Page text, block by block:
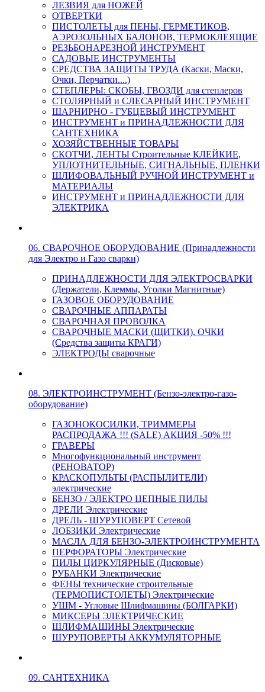
ЛЕЗВИЯ для НОЖЕЙ
ОТВЕРТКИ
ПИСТОЛЕТЫ для ПЕНЫ, ГЕРМЕТИКОВ,
АЭРОЗОЛЬНЫХ БАЛОНОВ, ТЕРМОКЛЕЯЩИЕ
РЕЗЬБОНАРЕЗНОЙ ИНСТРУМЕНТ
САДОВЫЕ ИНСТРУМЕНТЫ
СРЕДСТВА ЗАЩИТЫ ТРУДА (Каски, Маски,
Очки, Перчатки....)
СТЕПЛЕРЫ: СКОБЫ, ГВОЗДИ для степлеров
СТОЛЯРНЫЙ и СЛЕСАРНЫЙ ИНСТРУМЕНТ
ШАРНИРНО - ГУБЦЕВЫЙ ИНСТРУМЕНТ
ИНСТРУМЕНТ и ПРИНАДЛЕЖНОСТИ ДЛЯ
САНТЕХНИКА
ХОЗЯЙСТВЕННЫЕ ТОВАРЫ
СКОТЧИ, ЛЕНТЫ Строительные КЛЕЙКИЕ,
УПЛОТНИТЕЛЬНЫЕ, СИГНАЛЬНЫЕ, ПЛЕНКИ
ШЛИФОВАЛЬНЫЙ РУЧНОЙ ИНСТРУМЕНТ и
МАТЕРИАЛЫ
ИНСТРУМЕНТ и ПРИНАДЛЕЖНОСТИ ДЛЯ
ЭЛЕКТРИКА
06. СВАРОЧНОЕ ОБОРУДОВАНИЕ (Принадлежности
для Электро и Газо сварки)
ПРИНАДЛЕЖНОСТИ ДЛЯ ЭЛЕКТРОСВАРКИ
(Держатели, Клеммы, Уголки Магнитные)
ГАЗОВОЕ ОБОРУДОВАНИЕ
СВАРОЧНЫЕ АППАРАТЫ
СВАРОЧНАЯ ПРОВОЛКА
СВАРОЧНЫЕ МАСКИ (ЩИТКИ), ОЧКИ
(Средства защиты КРАГИ)
ЭЛЕКТРОДЫ сварочные
08. ЭЛЕКТРОИНСТРУМЕНТ (Бензо-электро-газо-
оборудование)
ГАЗОНОКОСИЛКИ, ТРИММЕРЫ
РАСПРОДАЖА !!! (SALE) АКЦИЯ -50% !!!
ГРАВЕРЫ
Многофункциональный инструмент
(РЕНОВАТОР)
КРАСКОПУЛЬТЫ (РАСПЫЛИТЕЛИ)
электрические
БЕНЗО / ЭЛЕКТРО ЦЕПНЫЕ ПИЛЫ
ДРЕЛИ Электрические
ДРЕЛЬ - ШУРУПОВЕРТ Сетевой
ЛОБЗИКИ Электрические
МАСЛА ДЛЯ БЕНЗО-ЭЛЕКТРОИНСТРУМЕНТА
ПЕРФОРАТОРЫ Электрические
ПИЛЫ ЦИРКУЛЯРНЫЕ (Дисковые)
РУБАНКИ Электрические
ФЕНЫ технические строительные
(ТЕРМОПИСТОЛЕТЫ) Электрические
УШМ - Угловые Шлифмашины (БОЛГАРКИ)
МИКСЕРЫ ЭЛЕКТРИЧЕСКИЕ
ШЛИФМАШИНЫ Электрические
ШУРУПОВЕРТЫ АККУМУЛЯТОРНЫЕ
09. САНТЕХНИКА